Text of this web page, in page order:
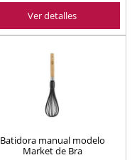
Ver detalles
Batidora manual modelo
Market de Bra